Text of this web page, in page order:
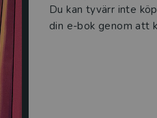
Du kan tyvärr inte
din e-bok genom att